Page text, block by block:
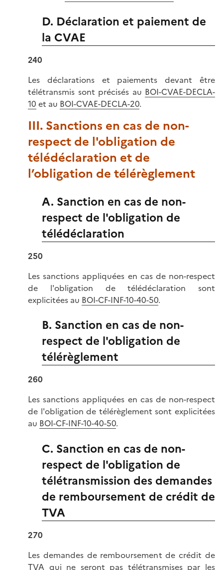
D. Déclaration et paiement de
la CVAE
240
Les déclarations et paiements devant être
télétransmis sont précisés au BOI-CVAE-DECLA-
10 et au BOI-CVAE-DECLA-20.
III. Sanctions en cas de non-
respect de l'obligation de
télédéclaration et de
l’obligation de télérèglement
A. Sanction en cas de non-
respect de l'obligation de
télédéclaration
250
Les sanctions appliquées en cas de non-respect
de l'obligation de télédéclaration sont
explicitées au BOI-CF-INF-10-40-50.
B. Sanction en cas de non-
respect de l'obligation de
télérèglement
260
Les sanctions appliquées en cas de non-respect
de l'obligation de télérèglement sont explicitées
au BOI-CF-INF-10-40-50.
C. Sanction en cas de non-
respect de l'obligation de
télétransmission des demandes
de remboursement de crédit de
TVA
270
Les demandes de remboursement de crédit de
TVA qui ne seront pas télétransmises par les